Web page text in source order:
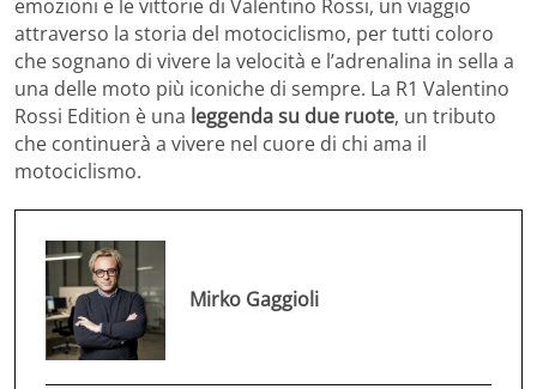
emozioni e le vittorie di Valentino Rossi, un viaggio
attraverso la storia del motociclismo, per tutti coloro
che sognano di vivere la velocità e l’adrenalina in sella a
una delle moto più iconiche di sempre. La R1 Valentino
Rossi Edition è una leggenda su due ruote, un tributo
che continuerà a vivere nel cuore di chi ama il
motociclismo.
Mirko Gaggioli